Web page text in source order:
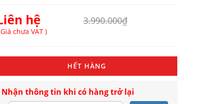
hệ 3.990.000₫
chưa VAT )
HẾT HÀNG
Nhận thông tin khi có hàng trở lại